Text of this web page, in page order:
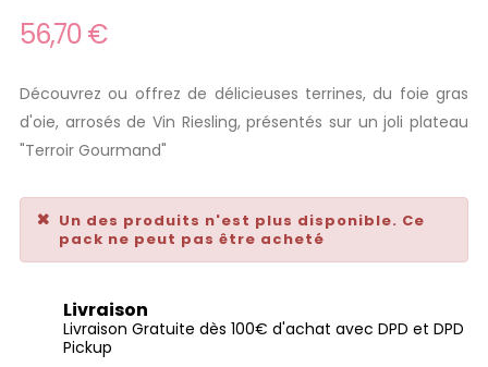
56,70 €
Découvrez ou offrez de délicieuses terrines, du foie gras
d'oie, arrosés de Vin Riesling, présentés sur un joli plateau
"Terroir Gourmand"
Un des produits n'est plus disponible. Ce
pack ne peut pas être acheté
Livraison
Livraison Gratuite dès 100€ d'achat avec DPD et DPD
Pickup